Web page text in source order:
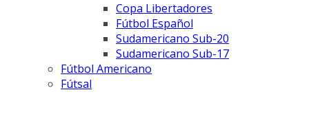
Copa Libertadores
Fútbol Español
Sudamericano Sub-20
Sudamericano Sub-17
Fútbol Americano
Fútsal